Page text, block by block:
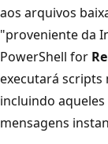
aos arquivos
"proveniente da
PowerShell for
executará scripts
incluindo
mensagens